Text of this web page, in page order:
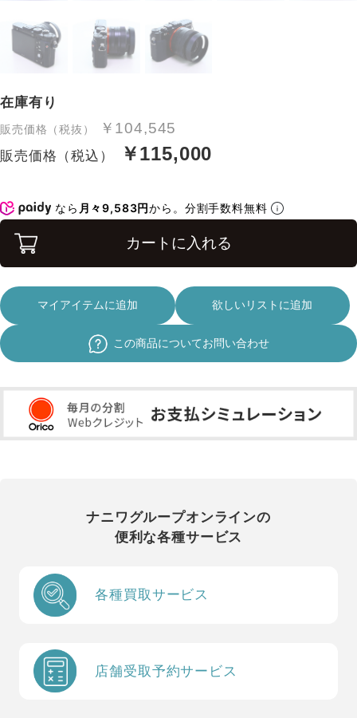
在庫有り
販売価格（税抜） ￥104,545
販売価格（税込） ￥115,000
なら 月々9,583円から。分割手数料無料
カートに入れる
マイアイテムに追加 欲しいリストに追加
この商品についてお問い合わせ
ナニワグループオンラインの
便利な各種サービス
各種買取サービス
店舗受取予約サービス